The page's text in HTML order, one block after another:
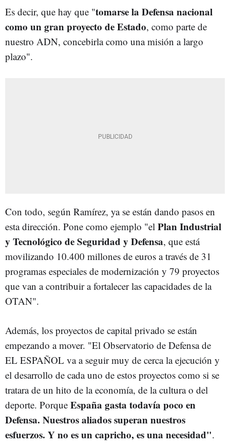
Es decir, que hay que "tomarse la Defensa nacional
como un gran proyecto de Estado, como parte de
nuestro ADN, concebirla como una misión a largo
plazo".
Con todo, según Ramírez, ya se están dando pasos en
esta dirección. Pone como ejemplo "el Plan Industrial
y Tecnológico de Seguridad y Defensa, que está
movilizando 10.400 millones de euros a través de 31
programas especiales de modernización y 79 proyectos
que van a contribuir a fortalecer las capacidades de la
OTAN".
Además, los proyectos de capital privado se están
empezando a mover. "El Observatorio de Defensa de
EL ESPAÑOL va a seguir muy de cerca la ejecución y
el desarrollo de cada uno de estos proyectos como si se
tratara de un hito de la economía, de la cultura o del
deporte. Porque España gasta todavía poco en
Defensa. Nuestros aliados superan nuestros
esfuerzos. Y no es un capricho, es una necesidad".